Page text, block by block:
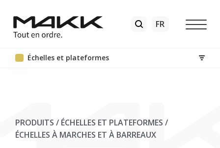
Échelles et plateformes
PRODUITS / ÉCHELLES ET PLATEFORMES /
ÉCHELLES À MARCHES ET À BARREAUX